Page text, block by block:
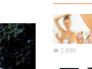
2 696